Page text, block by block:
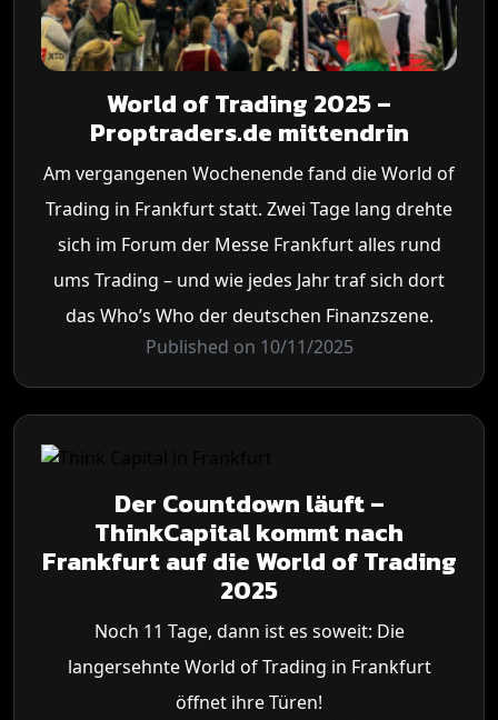
World of Trading 2025 –
Proptraders.de mittendrin
Am vergangenen Wochenende fand die World of
Trading in Frankfurt statt. Zwei Tage lang drehte
sich im Forum der Messe Frankfurt alles rund
ums Trading – und wie jedes Jahr traf sich dort
das Who’s Who der deutschen Finanzszene.
Published on 10/11/2025
Der Countdown läuft –
ThinkCapital kommt nach
Frankfurt auf die World of Trading
2025
Noch 11 Tage, dann ist es soweit: Die
langersehnte World of Trading in Frankfurt
öffnet ihre Türen!